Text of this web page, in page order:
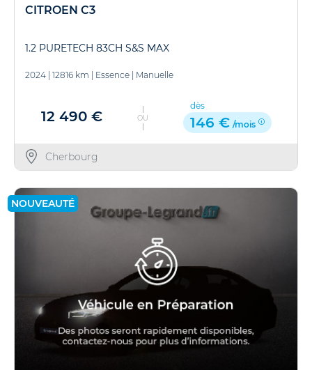
CITROEN C3
1.2 PURETECH 83CH S&S MAX
2024 12816 km Essence Manuelle
12 490 € OU
dès
146 € /mois
Cherbourg
NOUVEAUTÉ